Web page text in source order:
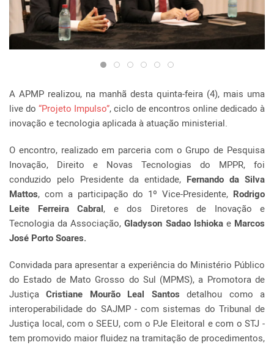
A APMP realizou, na manhã desta quinta-feira (4), mais uma
live do “Projeto Impulso”, ciclo de encontros online dedicado à
inovação e tecnologia aplicada à atuação ministerial.
O encontro, realizado em parceria com o Grupo de Pesquisa
Inovação, Direito e Novas Tecnologias do MPPR, foi
conduzido pelo Presidente da entidade, Fernando da Silva
Mattos, com a participação do 1º Vice-Presidente, Rodrigo
Leite Ferreira Cabral, e dos Diretores de Inovação e
Tecnologia da Associação,Gladyson Sadao Ishioka e Marcos
José Porto Soares.
Convidada para apresentar a experiência do Ministério Público
do Estado de Mato Grosso do Sul (MPMS), a Promotora de
JustiçaCristiane Mourão Leal Santos detalhou como a
interoperabilidade do SAJMP - com sistemas do Tribunal de
Justiça local, com o SEEU, com o PJe Eleitoral e com o STJ -
tem promovido maior fluidez na tramitação de procedimentos,